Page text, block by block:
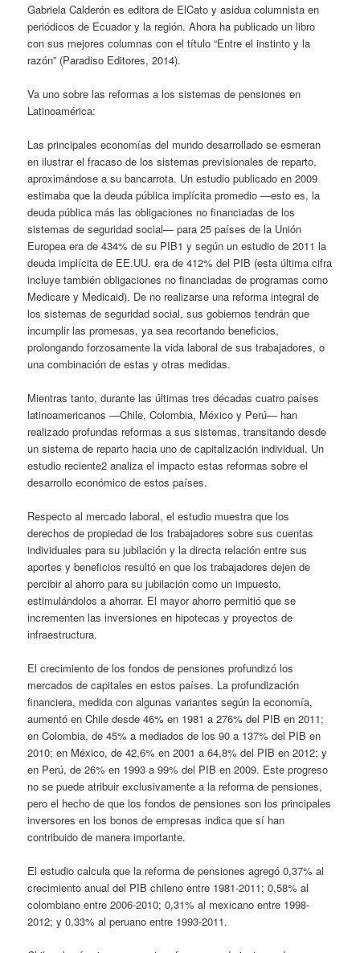
Gabriela Calderón es editora de ElCato y asidua columnista en
periódicos de Ecuador y la región. Ahora ha publicado un libro
con sus mejores columnas con el título “Entre el instinto y la
razón” (Paradiso Editores, 2014).
Va uno sobre las reformas a los sistemas de pensiones en
Latinoamérica:
Las principales economías del mundo desarrollado se esmeran
en ilustrar el fracaso de los sistemas previsionales de reparto,
aproximándose a su bancarrota. Un estudio publicado en 2009
estimaba que la deuda pública implícita promedio —esto es, la
deuda pública más las obligaciones no financiadas de los
sistemas de seguridad social— para 25 países de la Unión
Europea era de 434% de su PIB1 y según un estudio de 2011 la
deuda implícita de EE.UU. era de 412% del PIB (esta última cifra
incluye también obligaciones no financiadas de programas como
Medicare y Medicaid). De no realizarse una reforma integral de
los sistemas de seguridad social, sus gobiernos tendrán que
incumplir las promesas, ya sea recortando beneficios,
prolongando forzosamente la vida laboral de sus trabajadores, o
una combinación de estas y otras medidas.
Mientras tanto, durante las últimas tres décadas cuatro países
latinoamericanos —Chile, Colombia, México y Perú— han
realizado profundas reformas a sus sistemas, transitando desde
un sistema de reparto hacia uno de capitalización individual. Un
estudio reciente2 analiza el impacto estas reformas sobre el
desarrollo económico de estos países.
Respecto al mercado laboral, el estudio muestra que los
derechos de propiedad de los trabajadores sobre sus cuentas
individuales para su jubilación y la directa relación entre sus
aportes y beneficios resultó en que los trabajadores dejen de
percibir al ahorro para su jubilación como un impuesto,
estimulándolos a ahorrar. El mayor ahorro permitió que se
incrementen las inversiones en hipotecas y proyectos de
infraestructura.
El crecimiento de los fondos de pensiones profundizó los
mercados de capitales en estos países. La profundización
financiera, medida con algunas variantes según la economía,
aumentó en Chile desde 46% en 1981 a 276% del PIB en 2011;
en Colombia, de 45% a mediados de los 90 a 137% del PIB en
2010; en México, de 42,6% en 2001 a 64,8% del PIB en 2012; y
en Perú, de 26% en 1993 a 99% del PIB en 2009. Este progreso
no se puede atribuir exclusivamente a la reforma de pensiones,
pero el hecho de que los fondos de pensiones son los principales
inversores en los bonos de empresas indica que sí han
contribuido de manera importante.
El estudio calcula que la reforma de pensiones agregó 0,37% al
crecimiento anual del PIB chileno entre 1981-2011; 0,58% al
colombiano entre 2006-2010; 0,31% al mexicano entre 1998-
2012; y 0,33% al peruano entre 1993-2011.